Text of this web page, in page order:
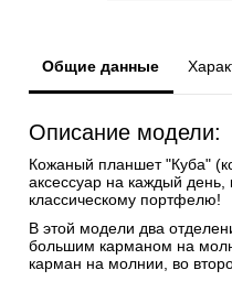
Общие данные
Описание модели:
Кожаный планшет "Куба"
аксессуар на каждый день,
классическому портфелю!
В этой модели два
большим карманом на
карман на молнии, во